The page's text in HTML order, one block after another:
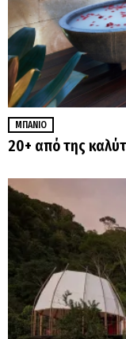
ΜΠΆΝΙΟ
20+ από της